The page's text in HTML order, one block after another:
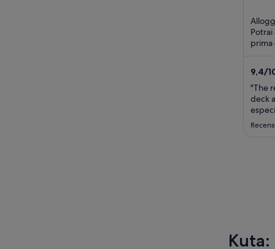
5
prima
9,4/
"The
deck
staff